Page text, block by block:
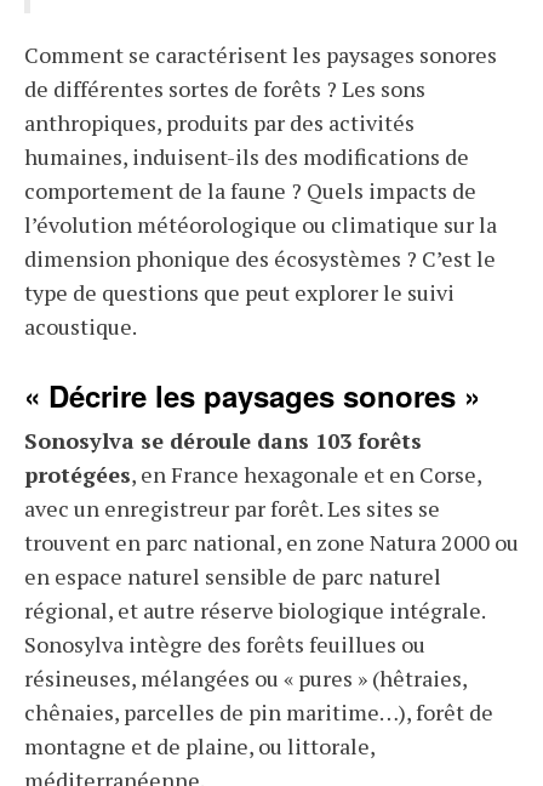
Comment se caractérisent les paysages sonores
de différentes sortes de forêts ? Les sons
anthropiques, produits par des activités
humaines, induisent-ils des modifications de
comportement de la faune ? Quels impacts de
l’évolution météorologique ou climatique sur la
dimension phonique des écosystèmes ? C’est le
type de questions que peut explorer le suivi
acoustique.
« Décrire les paysages sonores »
Sonosylva se déroule dans 103 forêts
protégées, en France hexagonale et en Corse,
avec un enregistreur par forêt. Les sites se
trouvent en parc national, en zone Natura 2000 ou
en espace naturel sensible de parc naturel
régional, et autre réserve biologique intégrale.
Sonosylva intègre des forêts feuillues ou
résineuses, mélangées ou « pures » (hêtraies,
chênaies, parcelles de pin maritime…), forêt de
montagne et de plaine, ou littorale,
méditerranéenne.